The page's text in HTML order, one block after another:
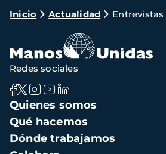
Ruta
navegación
Inicio Actualidad Entrevistas
Navegación
principal
Quienes somos
Qué hacemos
Dónde trabajamos
Redes sociales